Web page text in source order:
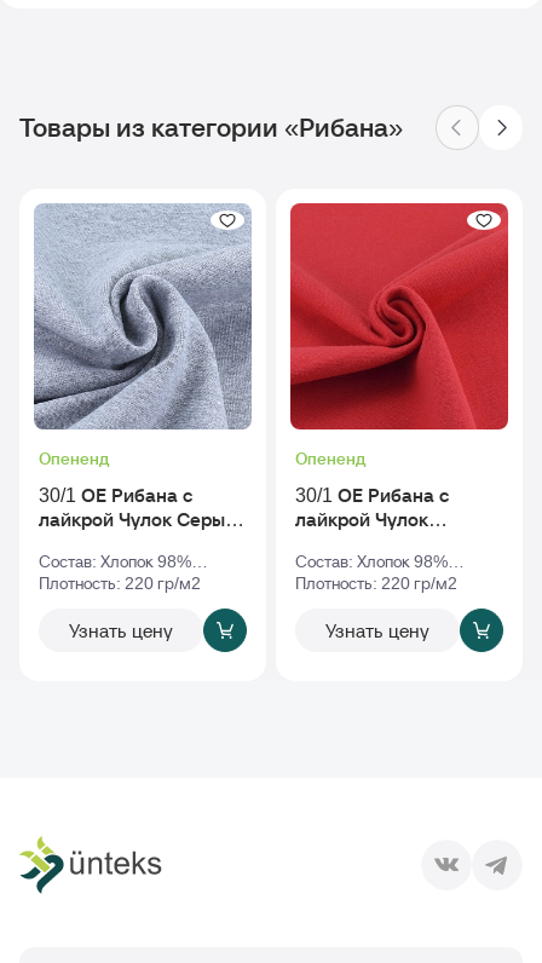
Товары из категории «Рибана»
Опененд
30/1 ОЕ Рибана с
лайкрой Чулок Серый-
Состав: Хлопок 98%
Эластан 2%
Плотность: 220 гр/м2
Узнать цену
Опененд
30/1 ОЕ Рибана с
лайкрой Чулок
Состав: Хлопок 98%
Эластан 2%
Плотность: 220 гр/м2
Узнать цену